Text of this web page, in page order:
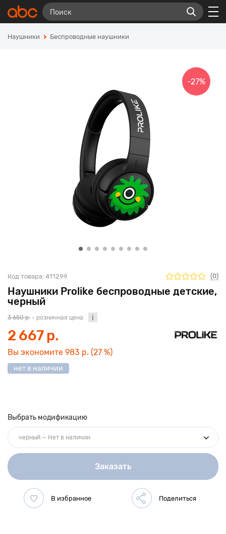
Наушники Беспроводные наушники
Наушники Prolike беспроводные детские,
черный
Код товара: 411299 (0)
-27%
3 650 р. - розничная цена
2 667 р.
Вы экономите 983 р. (27 %)
нет в наличии
Выбрать модификацию
черный — Нет в наличии
Заказать